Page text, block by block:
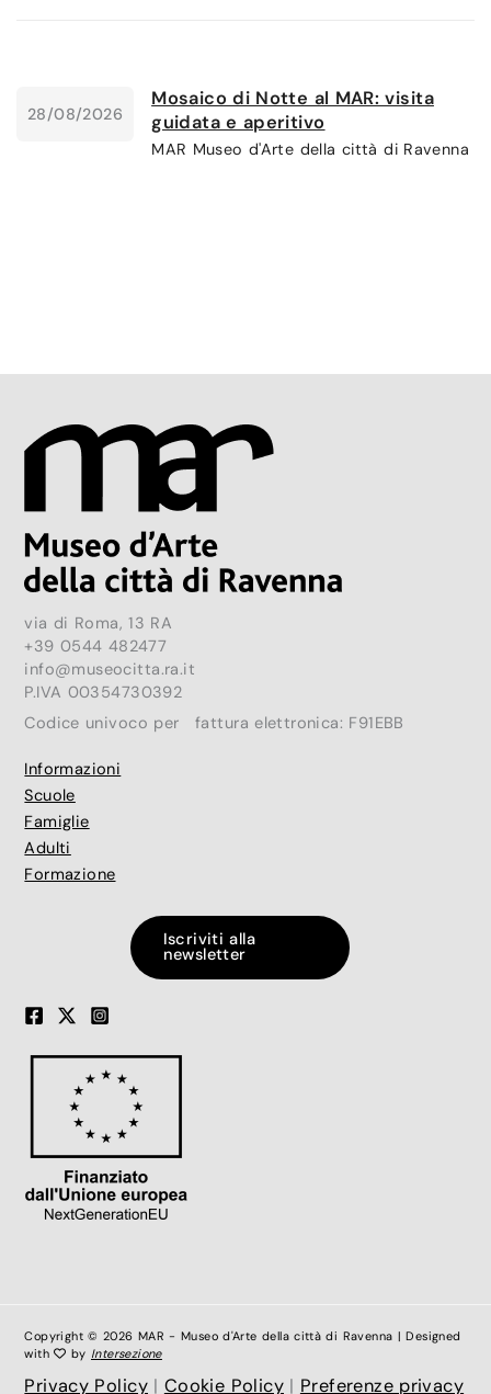
28/08/2026
Mosaico di Notte al MAR: visita
guidata e aperitivo
MAR Museo d'Arte della città di Ravenna
via di Roma, 13 RA
+39 0544 482477
info@museocitta.ra.it
P.IVA 00354730392
Codice univoco per fattura elettronica: F91EBB
Informazioni
Scuole
Famiglie
Adulti
Formazione
Iscriviti alla
newsletter
Copyright © 2026 MAR - Museo d'Arte della città di Ravenna | Designed
with
by Intersezione
Privacy Policy| Cookie Policy | Preferenze privacy